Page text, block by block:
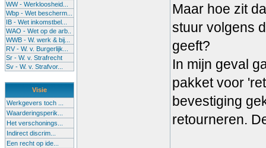
WW - Werkloosheid...
Wbp - Wet bescherm...
IB - Wet inkomstbel...
WAO - Wet op de arb..
WWB - W. werk & bij...
RV - W. v. Burgerlijk...
Sr - W. v. Strafrecht
Sv - W. v. Strafvor...
Visie
Werkgevers toch ...
Waarderingsperik...
Het verschonings...
Indirect discrim...
Een recht op ide...
Maar hoe zit
stuur volgens
geeft?
In mijn geval
pakket voor
bevestiging
retourneren.